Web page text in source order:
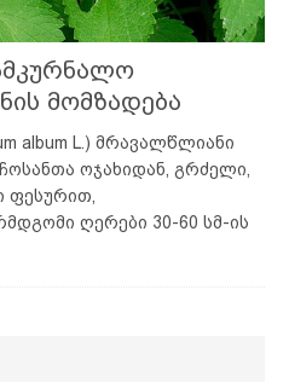
მომზადება
album L.) მრავალწლიანი
ოჯახიდან, გრძელი,
ფესურით,
ღერები 30-60 სმ-ის